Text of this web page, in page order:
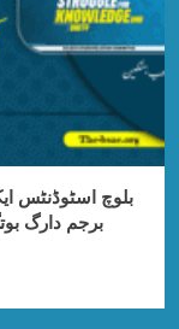
بلوچ اسٹوڈنٹس
برجم دارگ